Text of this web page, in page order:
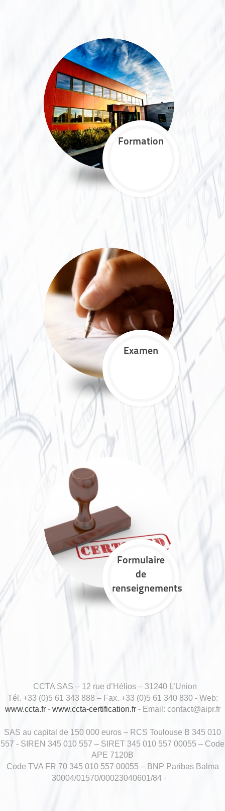
Formation
Examen
Formulaire
de
renseignements
CCTA SAS – 12 rue d’Hélios – 31240 L’Union
Tél. +33 (0)5 61 343 888 – Fax. +33 (0)5 61 340 830 - Web:
www.ccta.fr- www.ccta-certification.fr- Email: contact@aipr.fr
SAS au capital de 150 000 euros – RCS Toulouse B 345 010
557 - SIREN 345 010 557 – SIRET 345 010 557 00055 – Code
APE 7120B
Code TVA FR 70 345 010 557 00055 – BNP Paribas Balma
30004/01570/00023040601/84 ·